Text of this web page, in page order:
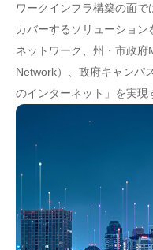
ワークインフラ構築の面
カバーするソリューショ
ネットワーク、州・市政
Network）、政府キャンパ
のインターネット」を実現